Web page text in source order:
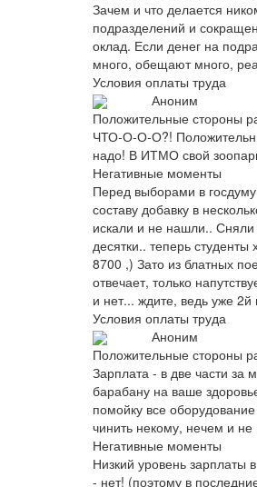
Зачем и что делается
подразделений и
оклад. Если денег на
много, обещают много,
Условия оплаты труда
Аноним
Положительные стороны
ЧТО-О-О-О?!
надо! В ИТМО свой
Негативные моменты
Перед выборами в
составу добавку в
искали и не нашли.. Сняли
десятки.. теперь
8700 ,) Зато из блатных
отвечает, только
и нет... ждите, ведь уже 2й
Условия оплаты труда
Аноним
Положительные стороны
Зарплата - в две части за
барабану на ваше
помойку все
чинить некому, нечем и не
Негативные моменты
Низкий уровень зарплаты
- нет! (поэтому в